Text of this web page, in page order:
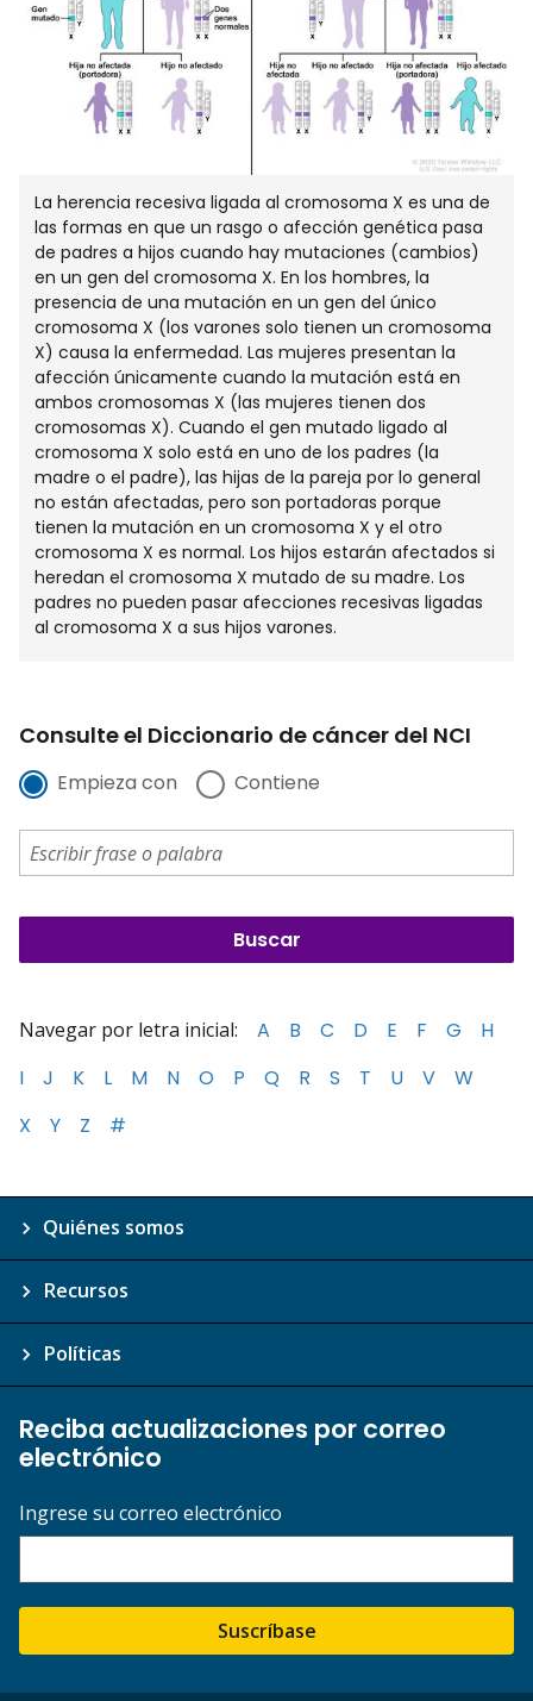
La herencia recesiva ligada al cromosoma X es una de
las formas en que un rasgo o afección genética pasa
de padres a hijos cuando hay mutaciones (cambios)
en un gen del cromosoma X. En los hombres, la
presencia de una mutación en un gen del único
cromosoma X (los varones solo tienen un cromosoma
X) causa la enfermedad. Las mujeres presentan la
afección únicamente cuando la mutación está en
ambos cromosomas X (las mujeres tienen dos
cromosomas X). Cuando el gen mutado ligado al
cromosoma X solo está en uno de los padres (la
madre o el padre), las hijas de la pareja por lo general
no están afectadas, pero son portadoras porque
tienen la mutación en un cromosoma X y el otro
cromosoma X es normal. Los hijos estarán afectados si
heredan el cromosoma X mutado de su madre. Los
padres no pueden pasar afecciones recesivas ligadas
al cromosoma X a sus hijos varones.
Consulte el Diccionario de cáncer del NCI
Empieza con Contiene
Navegar por letra inicial: A B C D E F G
H
I
J K L M N O P Q R S T U V
W
X
Y Z #
Quiénes somos
Recursos
Políticas
Reciba actualizaciones por correo
electrónico
Ingrese su correo electrónico
Suscríbase